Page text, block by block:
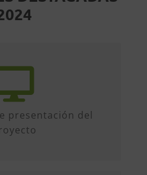
presentación del
a cabo el próximo
de 2024